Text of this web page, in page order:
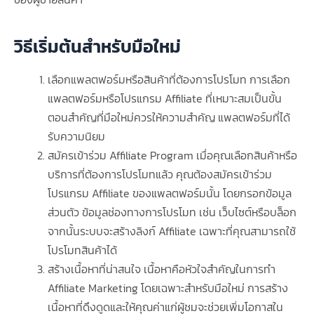
วิธีเริ่มต้นสำหรับมือใหม่
เลือกแพลตฟอร์มหรือสินค้าที่ต้องการโปรโมท การเลือก
แพลตฟอร์มหรือโปรแกรม Affiliate ที่เหมาะสมเป็นขั้น
ตอนสำคัญที่มือใหม่ควรให้ความสำคัญ แพลตฟอร์มที่ได้
รับความนิยม
สมัครเข้าร่วม Affiliate Program เมื่อคุณเลือกสินค้าหรือ
บริการที่ต้องการโปรโมทแล้ว คุณต้องสมัครเข้าร่วม
โปรแกรม Affiliate ของแพลตฟอร์มนั้น โดยกรอกข้อมูล
ส่วนตัว ข้อมูลช่องทางการโปรโมท เช่น เว็บไซต์หรือบล็อก
จากนั้นระบบจะสร้างลิงก์ Affiliate เฉพาะที่คุณสามารถใช้
โปรโมทสินค้าได้
สร้างเนื้อหาที่น่าสนใจ เนื้อหาคือหัวใจสำคัญในการทำ
Affiliate Marketing โดยเฉพาะสำหรับมือใหม่ การสร้าง
เนื้อหาที่ดึงดูดและให้คุณค่าแก่ผู้ชมจะช่วยเพิ่มโอกาสใน